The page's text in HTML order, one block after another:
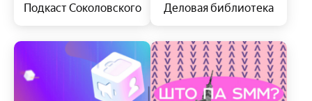
Подкаст Соколовского Деловая библиотека